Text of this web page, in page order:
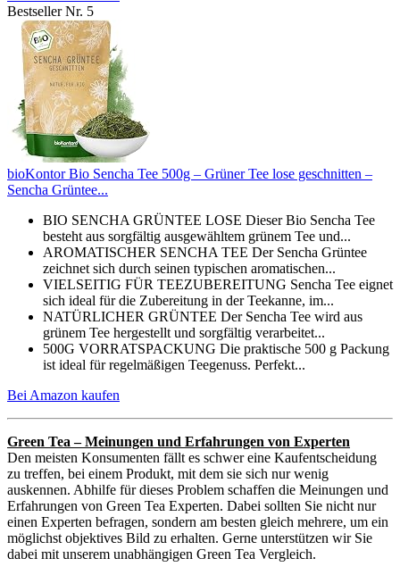
Bestseller Nr. 5
bioKontor Bio Sencha Tee 500g – Grüner Tee lose geschnitten –
Sencha Grüntee...
BIO SENCHA GRÜNTEE LOSE Dieser Bio Sencha Tee
besteht aus sorgfältig ausgewähltem grünem Tee und...
AROMATISCHER SENCHA TEE Der Sencha Grüntee
zeichnet sich durch seinen typischen aromatischen...
VIELSEITIG FÜR TEEZUBEREITUNG Sencha Tee eignet
sich ideal für die Zubereitung in der Teekanne, im...
NATÜRLICHER GRÜNTEE Der Sencha Tee wird aus
grünem Tee hergestellt und sorgfältig verarbeitet...
500G VORRATSPACKUNG Die praktische 500 g Packung
ist ideal für regelmäßigen Teegenuss. Perfekt...
Bei Amazon kaufen
Green Tea – Meinungen und Erfahrungen von Experten
Den meisten Konsumenten fällt es schwer eine Kaufentscheidung
zu treffen, bei einem Produkt, mit dem sie sich nur wenig
auskennen. Abhilfe für dieses Problem schaffen die Meinungen und
Erfahrungen von Green Tea Experten. Dabei sollten Sie nicht nur
einen Experten befragen, sondern am besten gleich mehrere, um ein
möglichst objektives Bild zu erhalten. Gerne unterstützen wir Sie
dabei mit unserem unabhängigen Green Tea Vergleich.